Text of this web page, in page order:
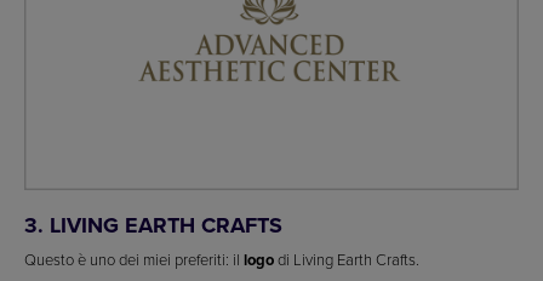
3. LIVING EARTH CRAFTS
Questo è uno dei miei preferiti: il logodi Living Earth Crafts.